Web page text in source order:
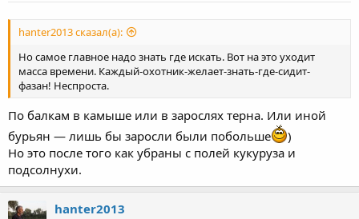
hanter2013 сказал(а):
Но самое главное надо знать где искать. Вот на это уходит
масса времени. Каждый-охотник-желает-знать-где-сидит-
фазан! Неспроста.
По балкам в камыше или в зарослях терна. Или иной
бурьян — лишь бы заросли были побольше
)
Но это после того как убраны с полей кукуруза и
подсолнухи.
hanter2013